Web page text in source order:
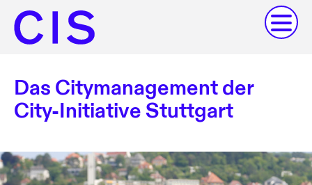
Das Citymanagement der
City-Initiative Stuttgart